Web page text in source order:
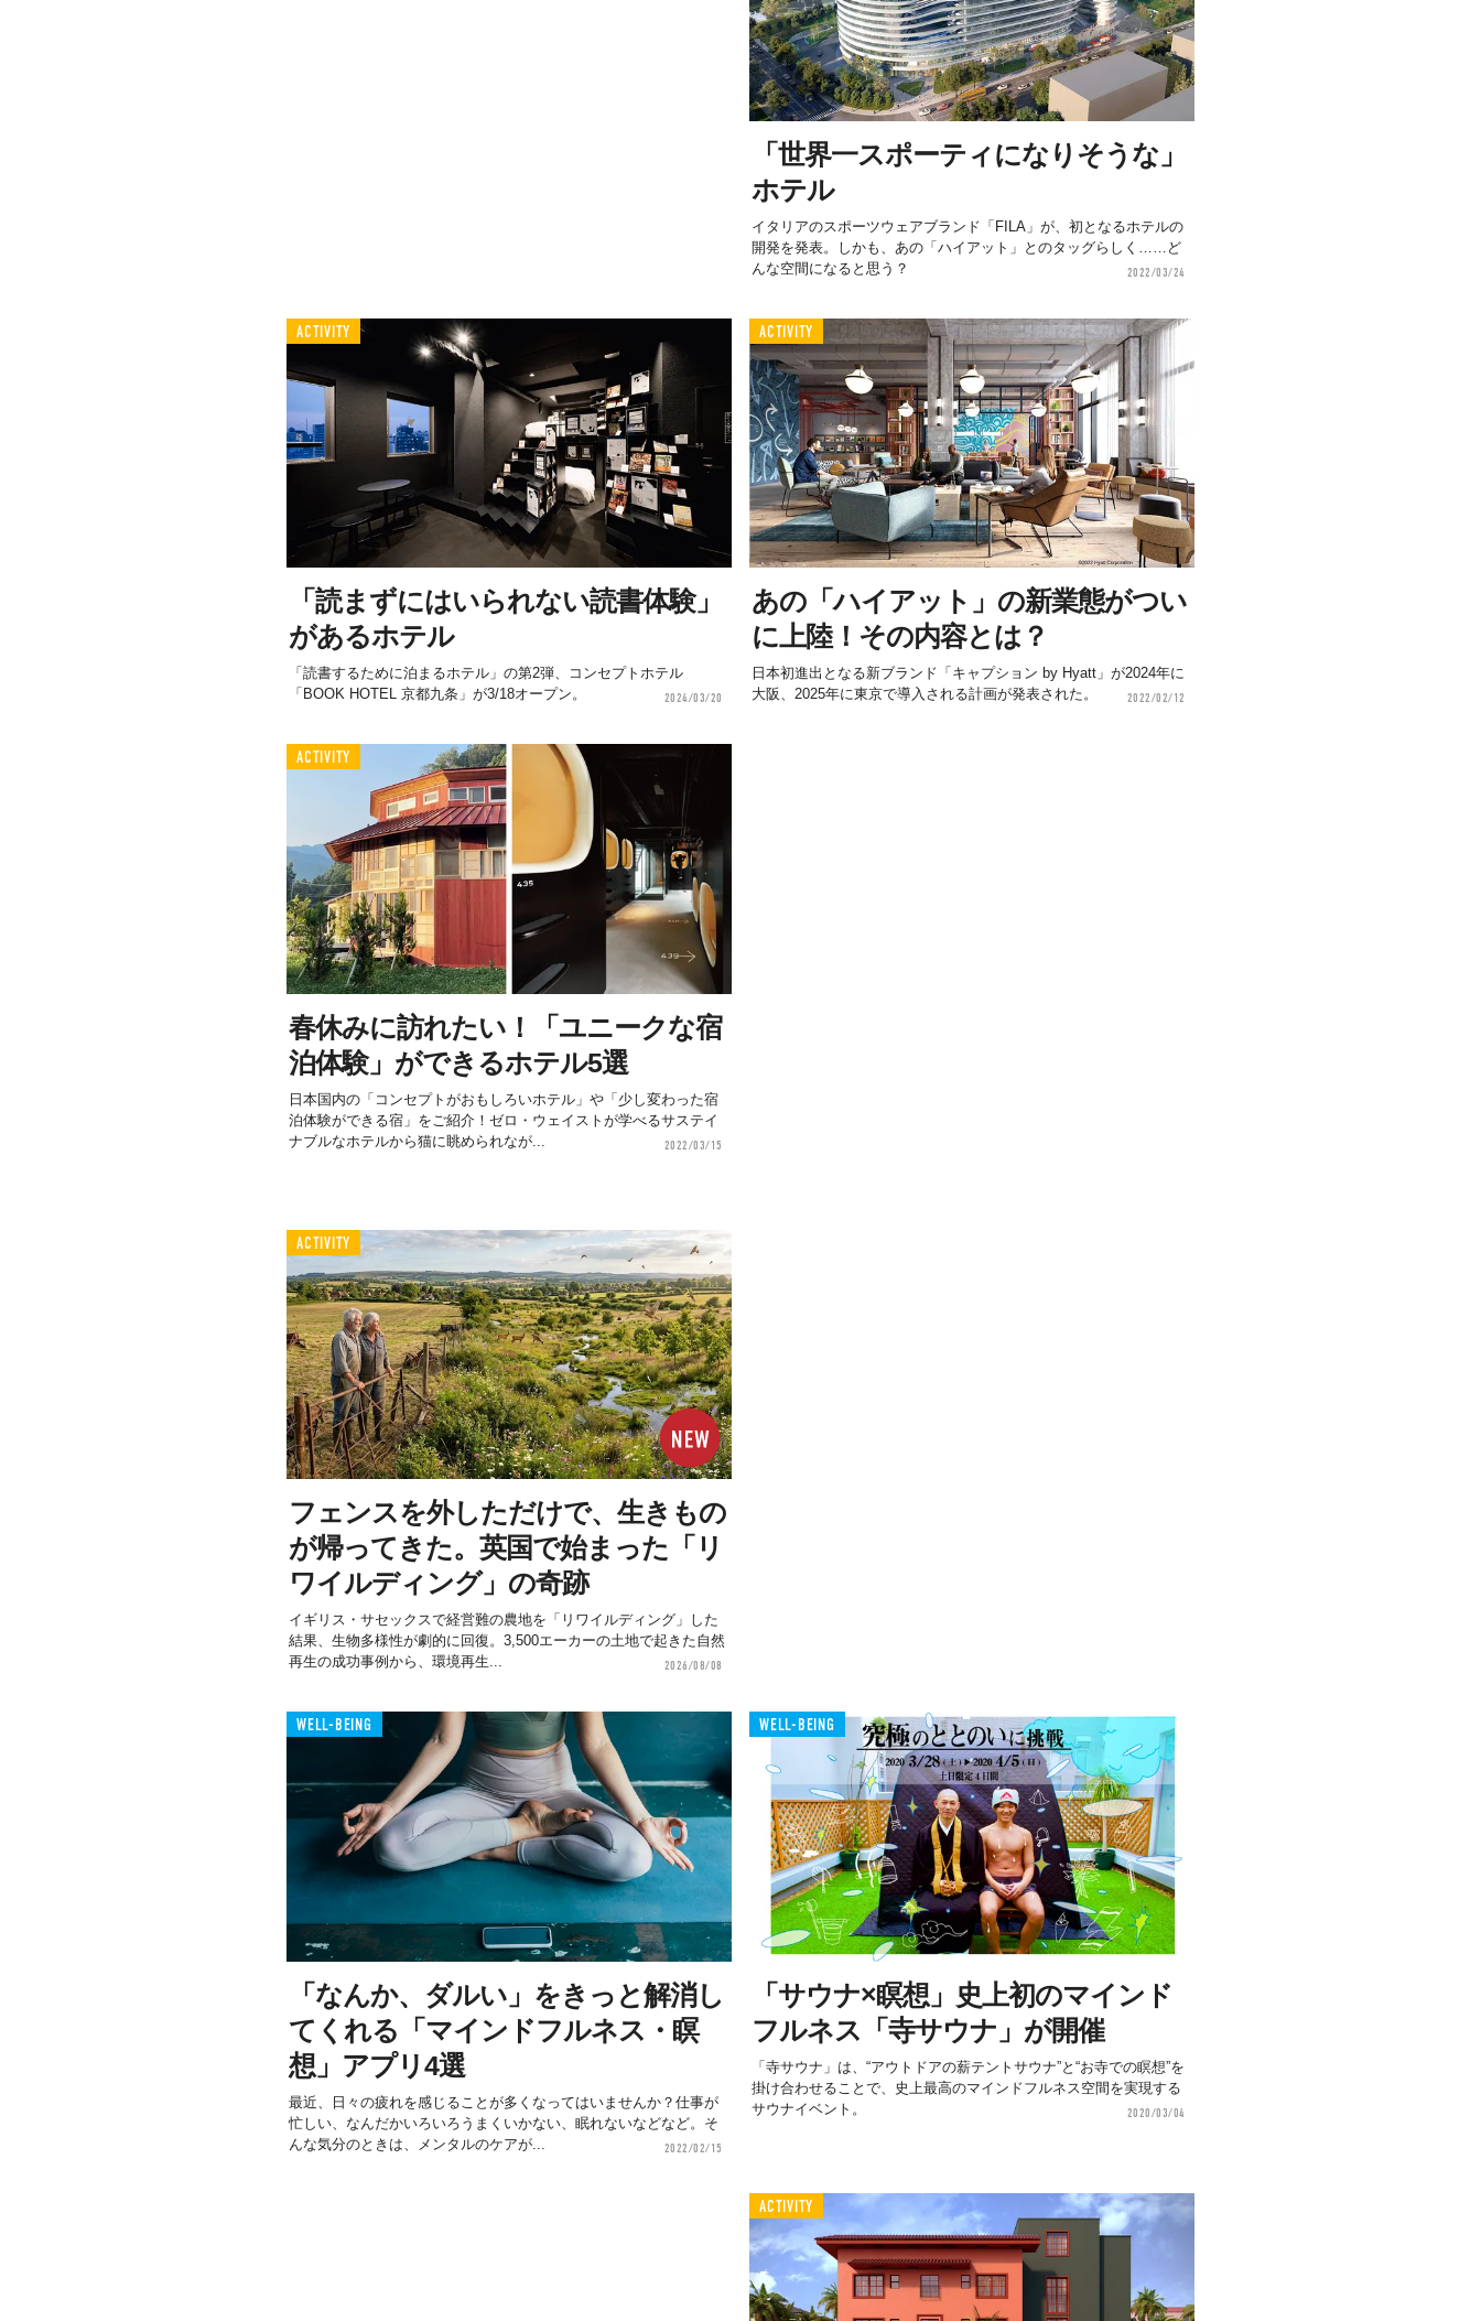
「世界一スポーティになりそうな」
ホテル
イタリアのスポーツウェアブランド「FILA」が、初となるホテルの
開発を発表。しかも、あの「ハイアット」とのタッグらしく……ど
んな空間になると思う？
2022/03/24
ACTIVITY
「読まずにはいられない読書体験」
があるホテル
「読書するために泊まるホテル」の第2弾、コンセプトホテル
「BOOK HOTEL 京都九条」が3/18オープン。
2024/03/20
ACTIVITY
あの「ハイアット」の新業態がつい
に上陸！その内容とは？
日本初進出となる新ブランド「キャプション by Hyatt」が2024年に
大阪、2025年に東京で導入される計画が発表された。
2022/02/12
ACTIVITY
春休みに訪れたい！「ユニークな宿
泊体験」ができるホテル5選
日本国内の「コンセプトがおもしろいホテル」や「少し変わった宿
泊体験ができる宿」をご紹介！ゼロ・ウェイストが学べるサステイ
ナブルなホテルから猫に眺められなが...
2022/03/15
ACTIVITY
フェンスを外しただけで、生きもの
が帰ってきた。英国で始まった「リ
ワイルディング」の奇跡
イギリス・サセックスで経営難の農地を「リワイルディング」した
結果、生物多様性が劇的に回復。3,500エーカーの土地で起きた自然
再生の成功事例から、環境再生...
2026/08/08
WELL-BEING
「なんか、ダルい」をきっと解消し
てくれる「マインドフルネス・瞑
想」アプリ4選
最近、日々の疲れを感じることが多くなってはいませんか？仕事が
忙しい、なんだかいろいろうまくいかない、眠れないなどなど。そ
んな気分のときは、メンタルのケアが...
2022/02/15
WELL-BEING
「サウナ×瞑想」史上初のマインド
フルネス「寺サウナ」が開催
「寺サウナ」は、“アウトドアの薪テントサウナ”と“お寺での瞑想”を
掛け合わせることで、史上最高のマインドフルネス空間を実現する
サウナイベント。
2020/03/04
ACTIVITY